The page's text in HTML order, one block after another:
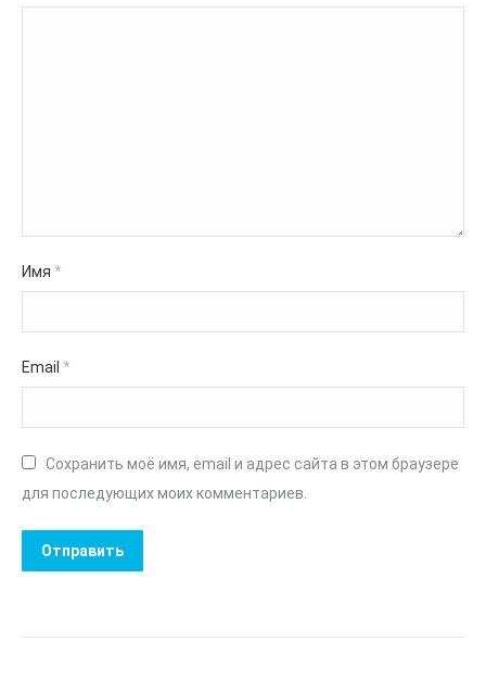
Имя *
Email *
Сохранить моё имя, email и адрес сайта в этом браузере
для последующих моих комментариев.